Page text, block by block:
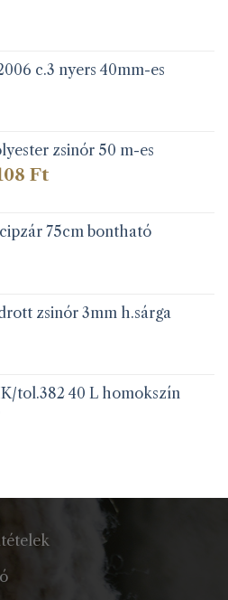
c.3 nyers 40mm-es
zsinór 50 m-es
FtÁrtartomány:
108 Ft
75cm bontható
zsinór 3mm h.sárga
tol.382 40 L homokszín